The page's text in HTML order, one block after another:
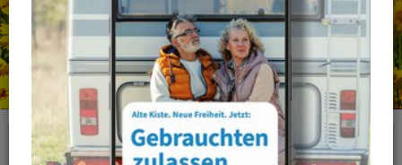
Plugins